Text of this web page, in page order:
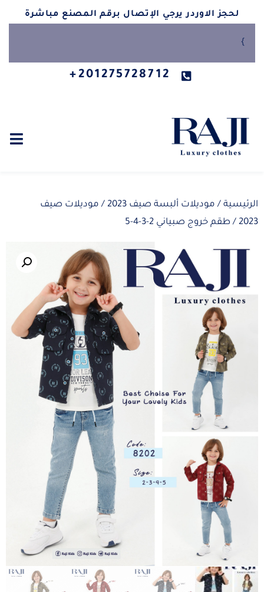
لحجز الاوردر يرجي الإتصال برقم المصنع مباشرة
}
201275728712+
الرئيسية / موديلات ألبسة صيف 2023 / موديلات صيف
2023 / طقم خروج صبياني 2-3-4-5